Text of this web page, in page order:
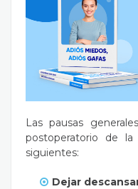
Las pausas
postoperatorio de
siguientes:
Dejar